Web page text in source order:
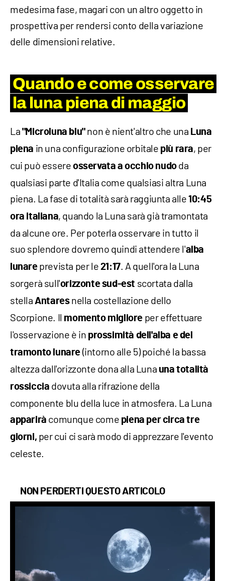
medesima fase, magari con un altro oggetto in
prospettiva per rendersi conto della variazione
delle dimensioni relative.
Quando e come osservare
la luna piena di maggio
La "Microluna blu"non è nient'altro che una Luna
piena in una configurazione orbitale più rara, per
cui può essere osservata a occhio nudoda
qualsiasi parte d'Italia come qualsiasi altra Luna
piena. La fase di totalità sarà raggiunta alle10:45
ora italiana, quando la Luna sarà già tramontata
da alcune ore. Per poterla osservare in tutto il
suo splendore dovremo quindi attendere l'alba
lunareprevista per le 21:17. A quell'ora la Luna
sorgerà sull'orizzonte sud-est scortata dalla
stella Antaresnella costellazione dello
Scorpione. Il momento migliore per effettuare
l'osservazione è in prossimità dell'alba e del
tramonto lunare (intorno alle 5) poiché la bassa
altezza dall'orizzonte dona alla Luna una totalità
rossiccia dovuta alla rifrazione della
componente blu della luce in atmosfera. La Luna
apparirà comunque come piena per circa tre
giorni, per cui ci sarà modo di apprezzare l'evento
celeste.
NON PERDERTI QUESTO ARTICOLO